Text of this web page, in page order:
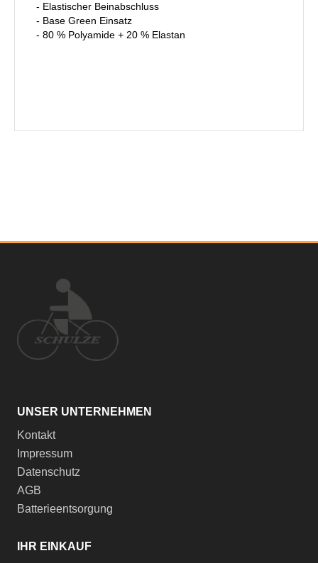
- Elastischer Beinabschluss
- Base Green Einsatz
- 80 % Polyamide + 20 % Elastan
UNSER UNTERNEHMEN
Kontakt
Impressum
Datenschutz
AGB
Batterieentsorgung
IHR EINKAUF